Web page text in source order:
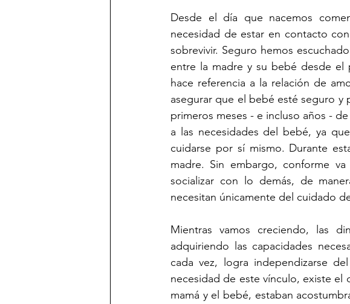
Desde el día que nacemos
necesidad de estar en contacto
sobrevivir. Seguro hemos
entre la madre y su bebé desde
hace referencia a la relación de
asegurar que el bebé esté seguro y
primeros meses - e incluso años -
a las necesidades del bebé, ya
cuidarse por sí mismo. Durante
madre. Sin embargo, conforme
socializar con lo demás, de
necesitan únicamente del cuidado
Mientras vamos creciendo, las
adquiriendo las capacidades
cada vez, logra independizarse
necesidad de este vínculo, existe el
mamá y el bebé, estaban